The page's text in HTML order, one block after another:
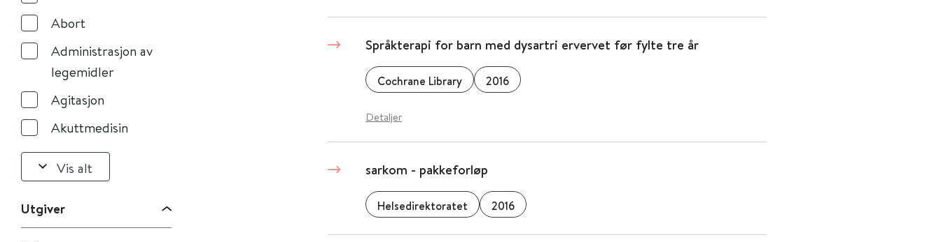
Abort
Administrasjon av
legemidler
Agitasjon
Akuttmedisin
Vis alt
Utgiver
Språkterapi for barn med dysartri ervervet før fylte tre år
Cochrane Library 2016
Detaljer
sarkom - pakkeforløp
Helsedirektoratet 2016